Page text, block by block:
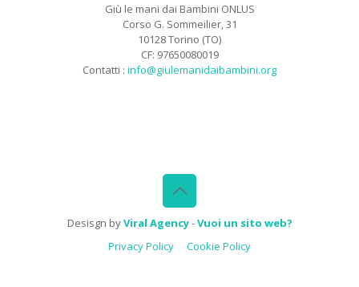
Giù le mani dai Bambini ONLUS
Corso G. Sommeilier, 31
10128 Torino (TO)
CF: 97650080019
Contatti : info@giulemanidaibambini.org
Desisgn byViral Agency-Vuoi un sito web?
Privacy Policy
Cookie Policy